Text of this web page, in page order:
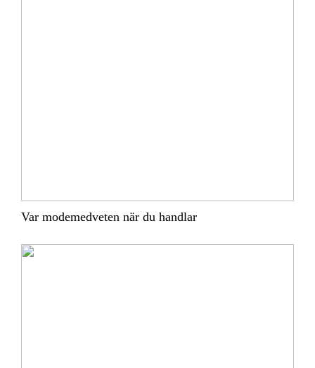
Var modemedveten när du handlar